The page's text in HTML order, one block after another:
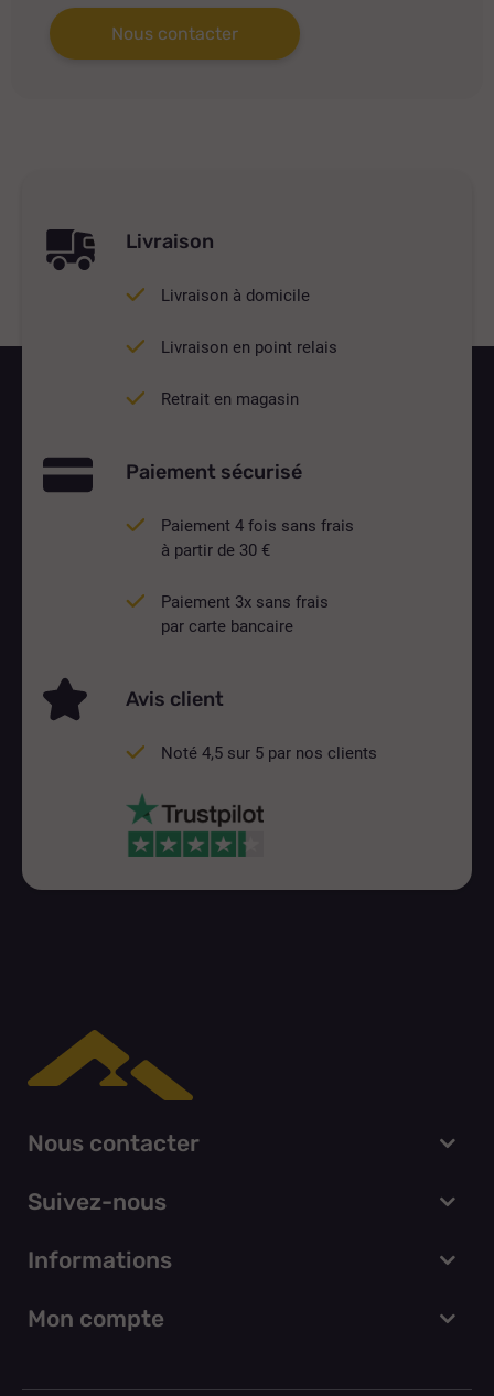
Nous contacter
Livraison
Livraison à domicile
Livraison en point relais
Retrait en magasin
Paiement sécurisé
Paiement 4 fois sans frais
à partir de 30 €
Paiement 3x sans frais
par carte bancaire
Avis client
Noté 4,5 sur 5 par nos clients
Nous contacter
Suivez-nous
Informations
Mon compte